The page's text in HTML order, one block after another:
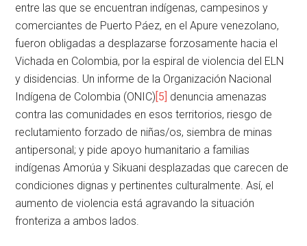
entre las que se encuentran indígenas, campesinos y
comerciantes de Puerto Páez, en el Apure venezolano,
fueron obligadas a desplazarse forzosamente hacia el
Vichada en Colombia, por la espiral de violencia del ELN
y disidencias. Un informe de la Organización Nacional
Indígena de Colombia (ONIC)[5] denuncia amenazas
contra las comunidades en esos territorios, riesgo de
reclutamiento forzado de niñas/os, siembra de minas
antipersonal; y pide apoyo humanitario a familias
indígenas Amorúa y Sikuani desplazadas que carecen de
condiciones dignas y pertinentes culturalmente. Así, el
aumento de violencia está agravando la situación
fronteriza a ambos lados.